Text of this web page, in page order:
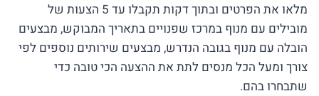
מלאו את הפרטים ובתוך דקות תקבלו עד 5 הצעות של
מובילים עם מנוף במרכז שפנויים בתאריך המבוקש, מבצעים
הובלה עם מנוף בגובה הנדרש, מבצעים שירותים נוספים לפי
צורך ומעל הכל מנסים לתת את ההצעה הכי טובה כדי
שתבחרו בהם.